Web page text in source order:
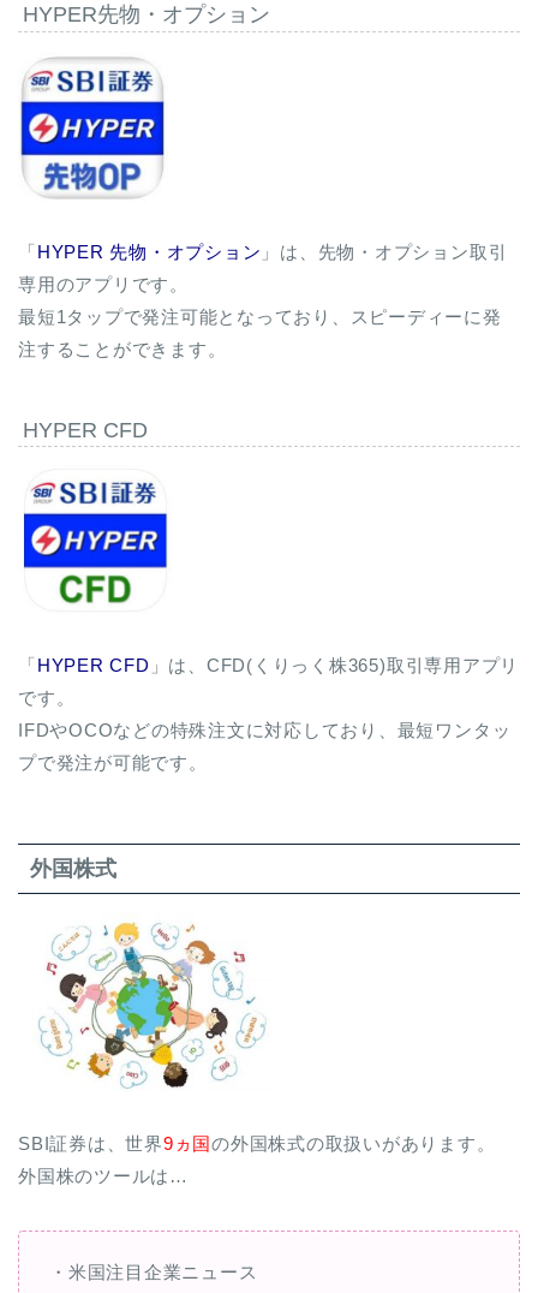
HYPER先物・オプション
「HYPER 先物・オプション 」は、先物・オプション取引
専用のアプリです。
最短1タップで発注可能となっており、スピーディーに発
注することができます。
HYPER CFD
「HYPER CFD 」は、CFD(くりっく株365)取引専用アプリ
です。
IFDやOCOなどの特殊注文に対応しており、最短ワンタッ
プで発注が可能です。
外国株式
SBI証券は、世界9ヵ国の外国株式の取扱いがあります。
外国株のツールは…
・米国注目企業ニュース